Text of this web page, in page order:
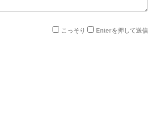
こっそり Enterを押して送信